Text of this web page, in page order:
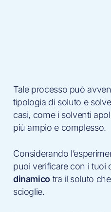
Tale processo può
tipologia di soluto e
casi, come i solventi
più ampio e complesso.
Considerando
puoi verificare con i tuoi
dinamico tra il soluto
scioglie.